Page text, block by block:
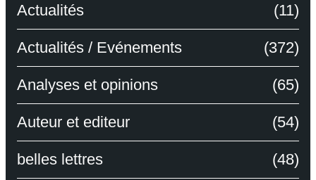
Actualités (11)
Actualités / Evénements (372)
Analyses et opinions (65)
Auteur et editeur (54)
belles lettres (48)